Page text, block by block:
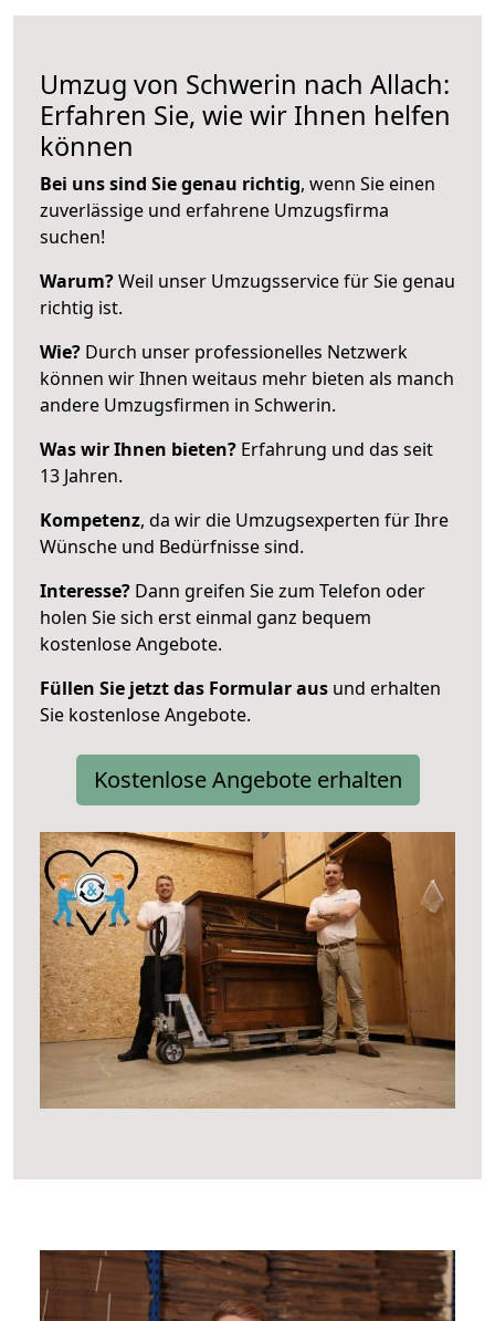
Umzug von Schwerin nach Allach:
Erfahren Sie, wie wir Ihnen helfen
können
Bei uns sind Sie genau richtig, wenn Sie einen
zuverlässige und erfahrene Umzugsfirma
suchen!
Warum?Weil unser Umzugsservice für Sie genau
richtig ist.
Wie? Durch unser professionelles Netzwerk
können wir Ihnen weitaus mehr bieten als manch
andere Umzugsfirmen in Schwerin.
Was wir Ihnen bieten? Erfahrung und das seit
13 Jahren.
Kompetenz, da wir die Umzugsexperten für Ihre
Wünsche und Bedürfnisse sind.
Interesse? Dann greifen Sie zum Telefon oder
holen Sie sich erst einmal ganz bequem
kostenlose Angebote.
Füllen Sie jetzt das Formular aus und erhalten
Sie kostenlose Angebote.
Kostenlose Angebote erhalten